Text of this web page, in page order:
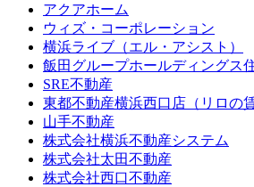
アクアホーム
ウィズ・コーポレーション
横浜ライブ（エル・アシスト）
飯田グループホールディングス
SRE不動産
東都不動産横浜西口店（リロの賃
山手不動産
株式会社横浜不動産システム
株式会社太田不動産
株式会社西口不動産